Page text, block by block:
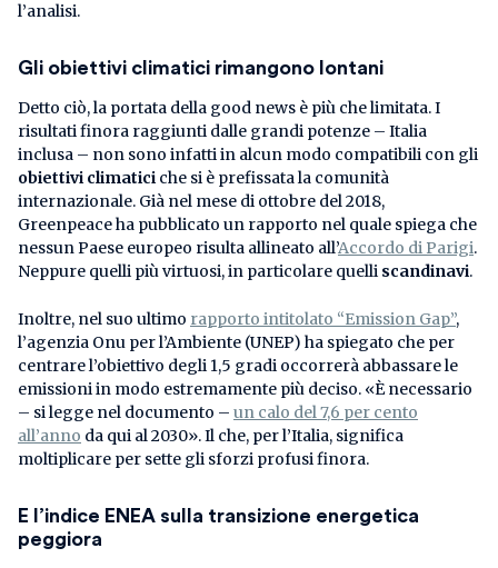
l’analisi.
Gli obiettivi climatici rimangono lontani
Detto ciò, la portata della good news è più che limitata. I
risultati finora raggiunti dalle grandi potenze – Italia
inclusa – non sono infatti in alcun modo compatibili con gli
obiettivi climatici che si è prefissata la comunità
internazionale. Già nel mese di ottobre del 2018,
Greenpeace ha pubblicato un rapporto nel quale spiega che
nessun Paese europeo risulta allineato all’Accordo di Parigi.
Neppure quelli più virtuosi, in particolare quelli scandinavi.
Inoltre, nel suo ultimo rapporto intitolato “Emission Gap”,
l’agenzia Onu per l’Ambiente (UNEP) ha spiegato che per
centrare l’obiettivo degli 1,5 gradi occorrerà abbassare le
emissioni in modo estremamente più deciso. «È necessario
– si legge nel documento – un calo del 7,6 per cento
all’anno da qui al 2030». Il che, per l’Italia, significa
moltiplicare per sette gli sforzi profusi finora.
E l’indice ENEA sulla transizione energetica
peggiora